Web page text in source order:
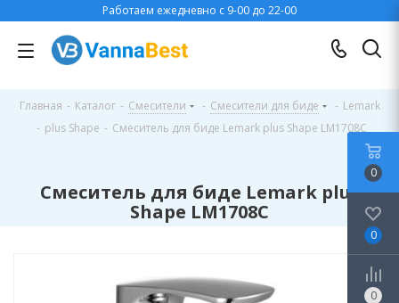
Работаем ежедневно с 9-00 до 22-00
Главная - Каталог - Смесители - Смесители для биде - Lemark
- plus Shape - Смеситель для биде Lemark plus Shape LM1708C
Смеситель для биде Lemark plus
Shape LM1708C
0
0
0